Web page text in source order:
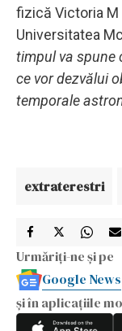
fizică Victoria M
Universitatea
timpul va spune
ce vor dezvălui
temporale
extraterestri
Urmăriți-ne și pe
Google News
și în aplicațiile